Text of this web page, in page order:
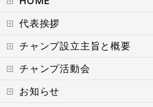
代表挨拶
チャンプ設立主旨と概要
チャンプ活動会
お知らせ